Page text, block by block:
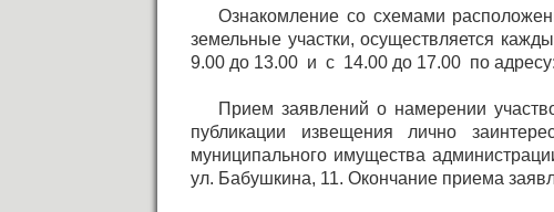
Ознакомление со схемами
земельные участки, осуществляется
9.00 до 13.00 и с 14.00 до 17.00 по
Прием заявлений о намерении
публикации извещения лично
муниципального имущества
ул. Бабушкина, 11. Окончание приема